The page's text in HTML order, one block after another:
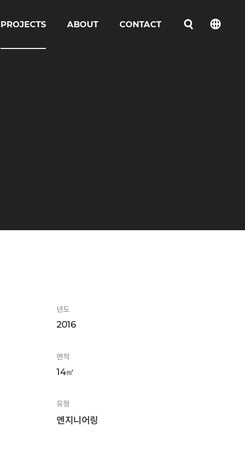
PROJECTS ABOUT CONTACT
언어선택
년도
2016
면적
14㎡
유형
엔지니어링